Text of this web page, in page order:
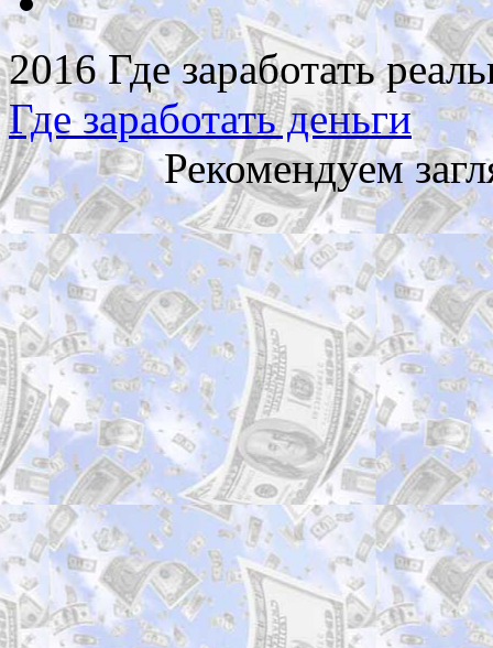
2016 Где заработать
Где заработать деньги
Рекомендуем